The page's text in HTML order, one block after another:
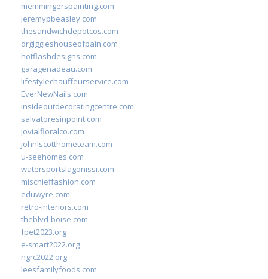
memmingerspainting.com
jeremypbeasley.com
thesandwichdepotcos.com
drgiggleshouseofpain.com
hotflashdesigns.com
garagenadeau.com
lifestylechauffeurservice.com
EverNewNails.com
insideoutdecoratingcentre.com
salvatoresinpoint.com
jovialfloralco.com
johnlscotthometeam.com
u-seehomes.com
watersportslagonissi.com
mischieffashion.com
eduwyre.com
retro-interiors.com
theblvd-boise.com
fpet2023.org
e-smart2022.org
ngrc2022.org
leesfamilyfoods.com